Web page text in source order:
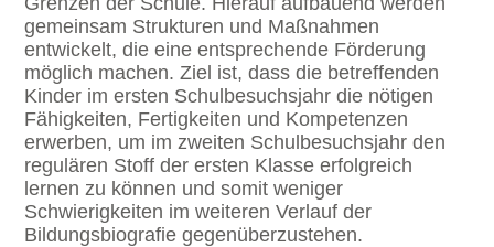
gemeinsam Strukturen und Maßnahmen
entwickelt, die eine entsprechende Förderung
möglich machen. Ziel ist, dass die betreffenden
Kinder im ersten Schulbesuchsjahr die nötigen
Fähigkeiten, Fertigkeiten und Kompetenzen
erwerben, um im zweiten Schulbesuchsjahr den
regulären Stoff der ersten Klasse erfolgreich
lernen zu können und somit weniger
Schwierigkeiten im weiteren Verlauf der
Bildungsbiografie gegenüberzustehen.